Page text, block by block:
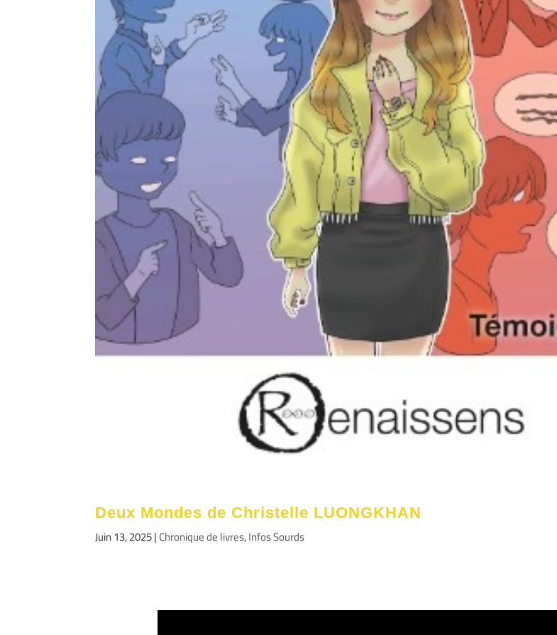
Deux Mondes de Christelle LUONGKHAN
Juin 13, 2025|Chronique de livres,Infos Sourds